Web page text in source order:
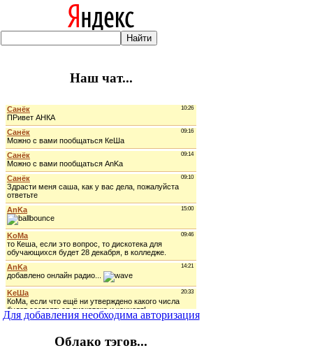
Наш чат...
Для добавления необходима авторизация
Облако тэгов...